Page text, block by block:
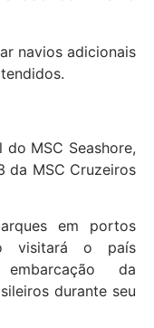
navios adicionais
MSC Seashore,
da MSC Cruzeiros
em portos
visitará o país
da
durante seu